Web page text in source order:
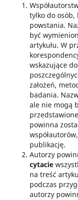
tylko do osób,
powstania.
być
artykułu. W
wskazujące
założeń,
badania.
ale nie mogą
powinna
publikację.
Autorzy
cytacie
na treść
podczas
autorzy